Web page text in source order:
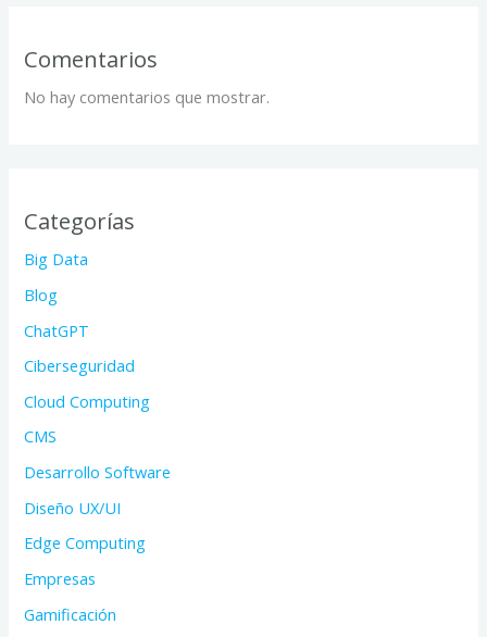
Comentarios
No hay comentarios que mostrar.
Categorías
Big Data
Blog
ChatGPT
Ciberseguridad
Cloud Computing
CMS
Desarrollo Software
Diseño UX/UI
Edge Computing
Empresas
Gamificación